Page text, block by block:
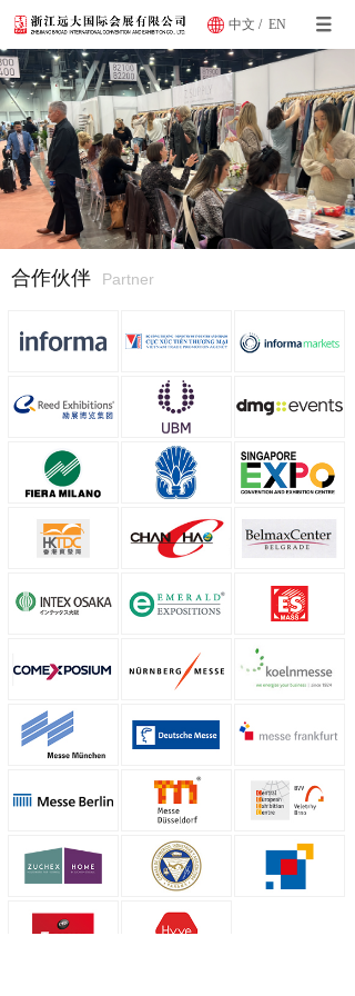
中文 / EN
合作伙伴 Partner